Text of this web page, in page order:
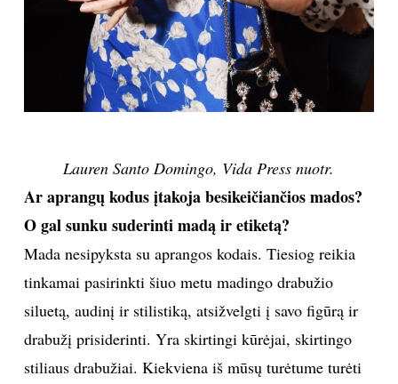
Lauren Santo Domingo, Vida Press nuotr.
Ar aprangų kodus įtakoja besikeičiančios mados?
O gal sunku suderinti madą ir etiketą?
Mada nesipyksta su aprangos kodais. Tiesiog reikia
tinkamai pasirinkti šiuo metu madingo drabužio
siluetą, audinį ir stilistiką, atsižvelgti į savo figūrą ir
drabužį prisiderinti. Yra skirtingi kūrėjai, skirtingo
stiliaus drabužiai. Kiekviena iš mūsų turėtume turėti